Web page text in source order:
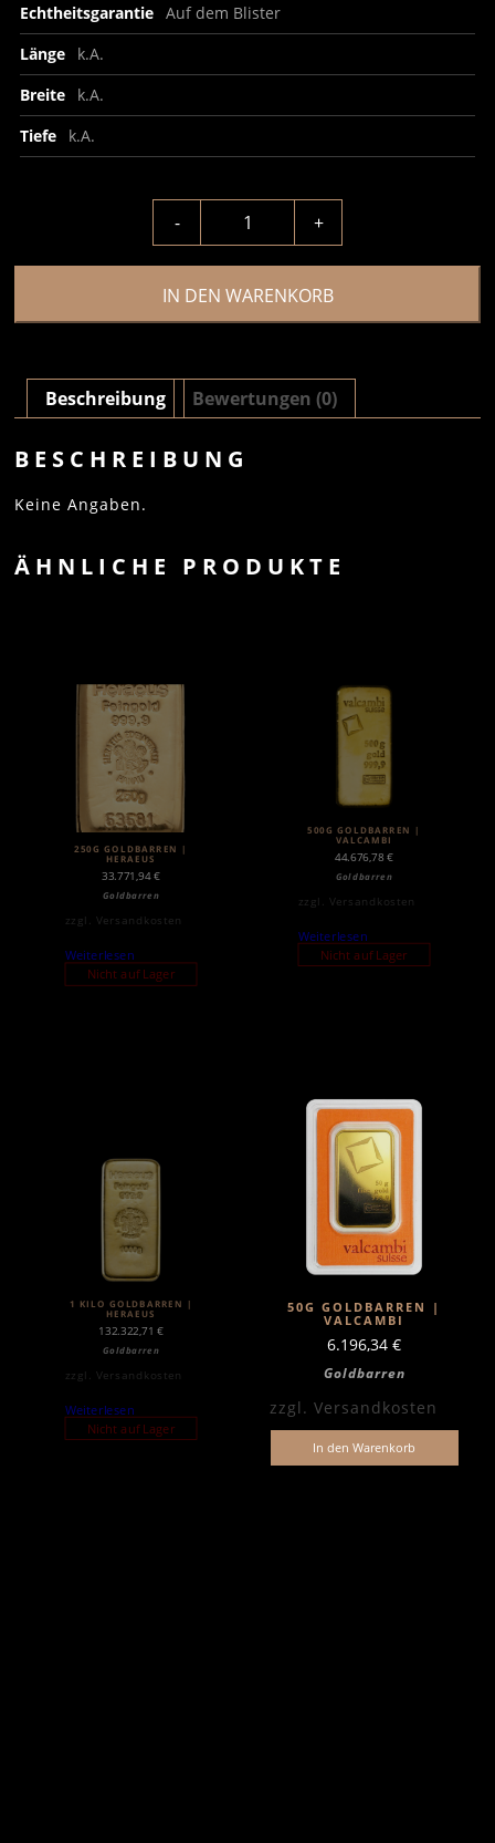
Echtheitsgarantie Auf dem Blister
Länge
k.A.
Breite
k.A.
Tiefe
k.A.
- +
IN DEN WARENKORB
Beschreibung Bewertungen (0)
BESCHREIBUNG
Keine Angaben.
ÄHNLICHE PRODUKTE
250G GOLDBARREN |
HERAEUS
33.771,94€
Goldbarren
zzgl. Versandkosten
Weiterlesen
Nicht auf Lager
500G GOLDBARREN |
VALCAMBI
44.676,78€
Goldbarren
zzgl. Versandkosten
Weiterlesen
Nicht auf Lager
1 KILO GOLDBARREN |
HERAEUS
132.322,71 €
Goldbarren
zzgl. Versandkosten
Weiterlesen
Nicht auf Lager
50G GOLDBARREN |
VALCAMBI
6.196,34 €
Goldbarren
zzgl. Versandkosten
In den Warenkorb